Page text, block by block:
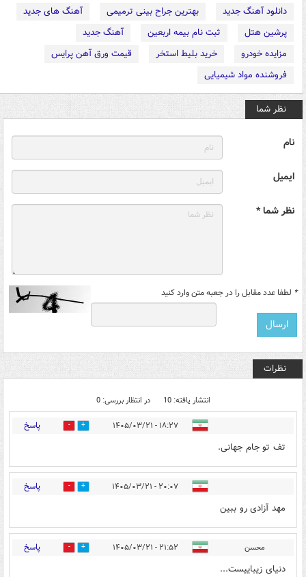
دانلود آهنگ جدید
بهترین جراح بینی ترمیمی
آهنگ های جدید
پرشین هتل
ثبت نام بیمه اربعین
آهنگ جدید
مزایده خودرو
خرید بلیط استخر
قیمت ورق آهن پرایس
فروشنده مواد شیمیایی
نظر شما
نام
ایمیل
نظر شما *
* لطفا عدد مقابل را در جعبه متن وارد کنید
نظرات
انتشار یافته: 10 در انتظار بررسی: 0
۱۸:۲۷ - ۱۴۰۵/۰۳/۲۱ 9 پاسخ
تف تو جام جهانی.
۲۰:۰۷ - ۱۴۰۵/۰۳/۲۱ 8 پاسخ
مهد آزادی رو ببین
محسن ۲۱:۵۲ - ۱۴۰۵/۰۳/۲۱ 5 پاسخ
دنیای زیباییست...